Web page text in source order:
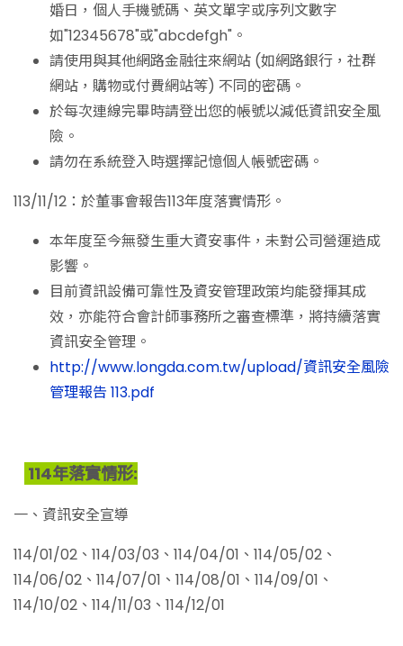
婚日，個人手機號碼、英文單字或序列文數字
如"12345678"或"abcdefgh"。
請使用與其他網路金融往來網站 (如網路銀行，社群
網站，購物或付費網站等) 不同的密碼。
於每次連線完畢時請登出您的帳號以減低資訊安全風
險。
請勿在系統登入時選擇記憶個人帳號密碼。
113/11/12：於董事會報告113年度落實情形。
本年度至今無發生重大資安事件，未對公司營運造成
影響。
目前資訊設備可靠性及資安管理政策均能發揮其成
效，亦能符合會計師事務所之審查標準，將持續落實
資訊安全管理。
http://www.longda.com.tw/upload/資訊安全風險
管理報告 113.pdf
114年落實情形:
一、資訊安全宣導
114/01/02、114/03/03、114/04/01、114/05/02、
114/06/02、114/07/01、114/08/01、114/09/01、
114/10/02、114/11/03、114/12/01